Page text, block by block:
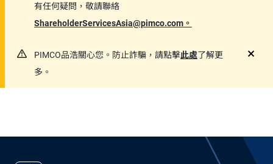
有任何疑問，敬請聯絡
ShareholderServicesAsia@pimco.com。
PIMCO品浩關心您。防止詐騙，請點擊此處了解更
多。